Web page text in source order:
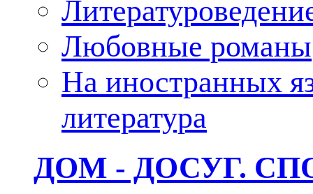
Любовные романы
На иностранных
литература
ДОМ - ДОСУГ.